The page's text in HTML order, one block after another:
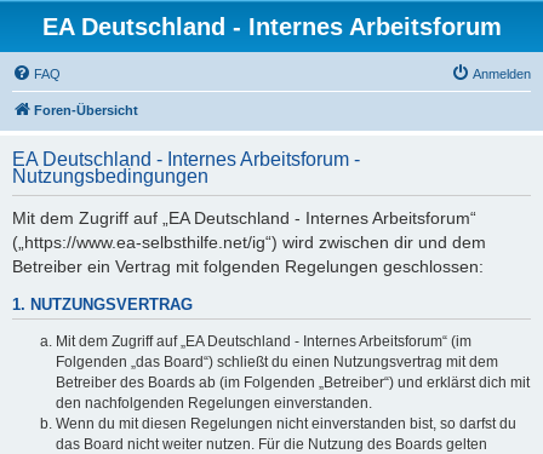
EA Deutschland - Internes Arbeitsforum
FAQ Anmelden
Foren-Übersicht
EA Deutschland - Internes Arbeitsforum -
Nutzungsbedingungen
Mit dem Zugriff auf „EA Deutschland - Internes Arbeitsforum“
(„https://www.ea-selbsthilfe.net/ig“) wird zwischen dir und dem
Betreiber ein Vertrag mit folgenden Regelungen geschlossen:
1. NUTZUNGSVERTRAG
Mit dem Zugriff auf „EA Deutschland - Internes Arbeitsforum“ (im
Folgenden „das Board“) schließt du einen Nutzungsvertrag mit dem
Betreiber des Boards ab (im Folgenden „Betreiber“) und erklärst dich mit
den nachfolgenden Regelungen einverstanden.
Wenn du mit diesen Regelungen nicht einverstanden bist, so darfst du
das Board nicht weiter nutzen. Für die Nutzung des Boards gelten